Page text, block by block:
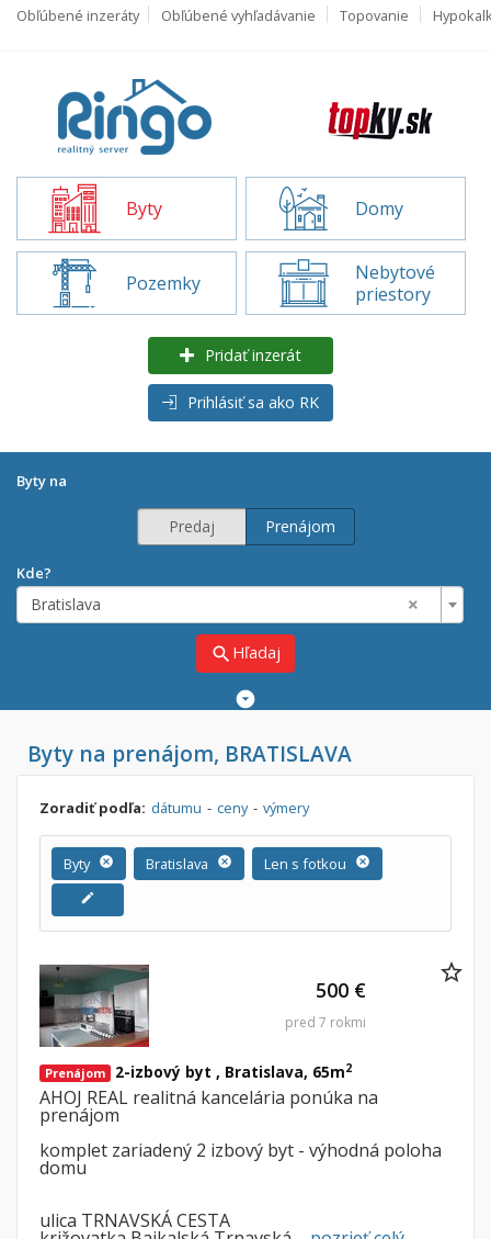
Obľúbené inzeráty Obľúbené vyhľadávanie Topovanie
Byty Domy
Pozemky
Nebytové
priestory
Pridať inzerát
Prihlásiť sa ako RK
Byty na
Predaj Prenájom
Kde?
×
Bratislava
search Hľadaj
Predaj
Cena
Do:
Lokalita
×
Bratislava
Byt
Garsónky
Dvojgarsónky
1-izbové
2-izbové
Vila
Chalupa
Byty na prenájom, BRATISLAVA
Zoradiť podľa: dátumu - ceny - výmery
Byty cancel Bratislava cancel Len s fotkou cancel
edit
Prenájom 2-izbový byt , Bratislava, 65m2
AHOJ REAL realitná kancelária ponúka na
prenájom
komplet zariadený 2 izbový byt - výhodná poloha
domu
ulica TRNAVSKÁ CESTA
500 €
pred 7 rokmi